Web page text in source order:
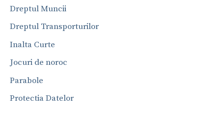
Dreptul Muncii
Dreptul Transporturilor
Inalta Curte
Jocuri de noroc
Parabole
Protectia Datelor